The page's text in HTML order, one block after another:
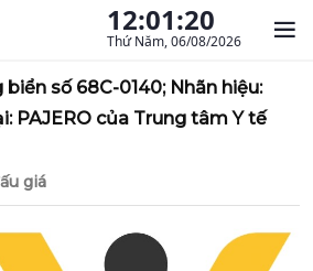
12:01:21
Thứ Năm, 06/08/2026
số 68C-0140; Nhãn hiệu:
PAJERO của Trung tâm Y tế
giá